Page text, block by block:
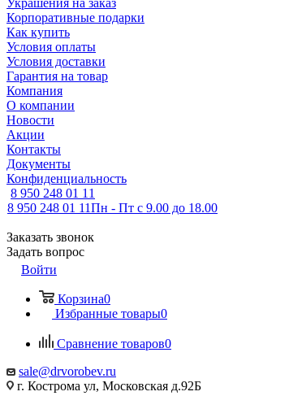
Украшения на заказ
Корпоративные подарки
Как купить
Условия оплаты
Условия доставки
Гарантия на товар
Компания
О компании
Новости
Акции
Контакты
Документы
Конфиденциальность
8 950 248 01 11
8 950 248 01 11Пн - Пт с 9.00 до 18.00
Заказать звонок
Задать вопрос
Войти
Корзина0
Избранные товары0
Сравнение товаров0
sale@drvorobev.ru
г. Кострома ул, Московская д.92Б